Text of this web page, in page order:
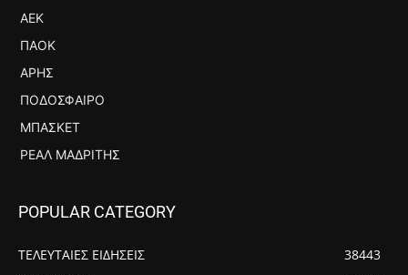
ΑΕΚ
ΠΑΟΚ
ΆΡΗΣ
ΠΟΔΌΣΦΑΙΡΟ
ΜΠΆΣΚΕΤ
ΡΕΆΛ ΜΑΔΡΊΤΗΣ
POPULAR CATEGORY
ΤΕΛΕΥΤΑΙΕΣ ΕΙΔΗΣΕΙΣ
38443